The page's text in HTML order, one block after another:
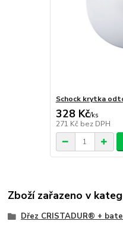
Schock krytka
328 Kč/ks
271 Kč bez DPH
Zboží zařazeno v
Dřez CRISTADUR® +